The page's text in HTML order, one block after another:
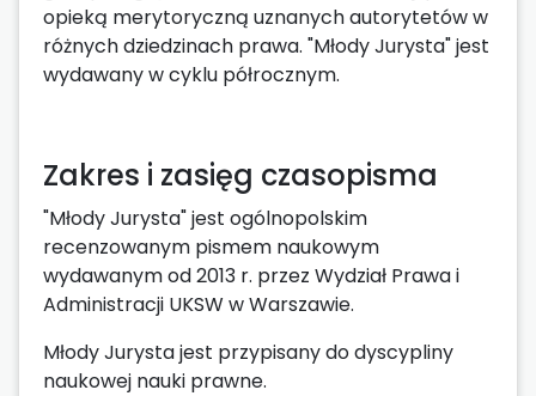
opieką merytoryczną uznanych autorytetów w
różnych dziedzinach prawa. "Młody Jurysta" jest
wydawany w cyklu półrocznym.
Zakres i zasięg czasopisma
"Młody Jurysta" jest ogólnopolskim
recenzowanym pismem naukowym
wydawanym od 2013 r. przez Wydział Prawa i
Administracji UKSW w Warszawie.
Młody Jurysta jest przypisany do dyscypliny
naukowej nauki prawne.